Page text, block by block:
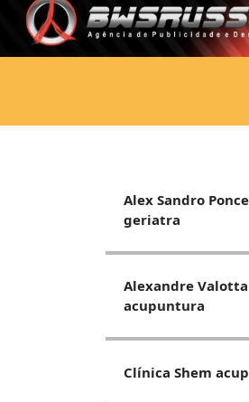
Alex Sandro
geriatra
Alexandre
acupuntura
Clínica Shem